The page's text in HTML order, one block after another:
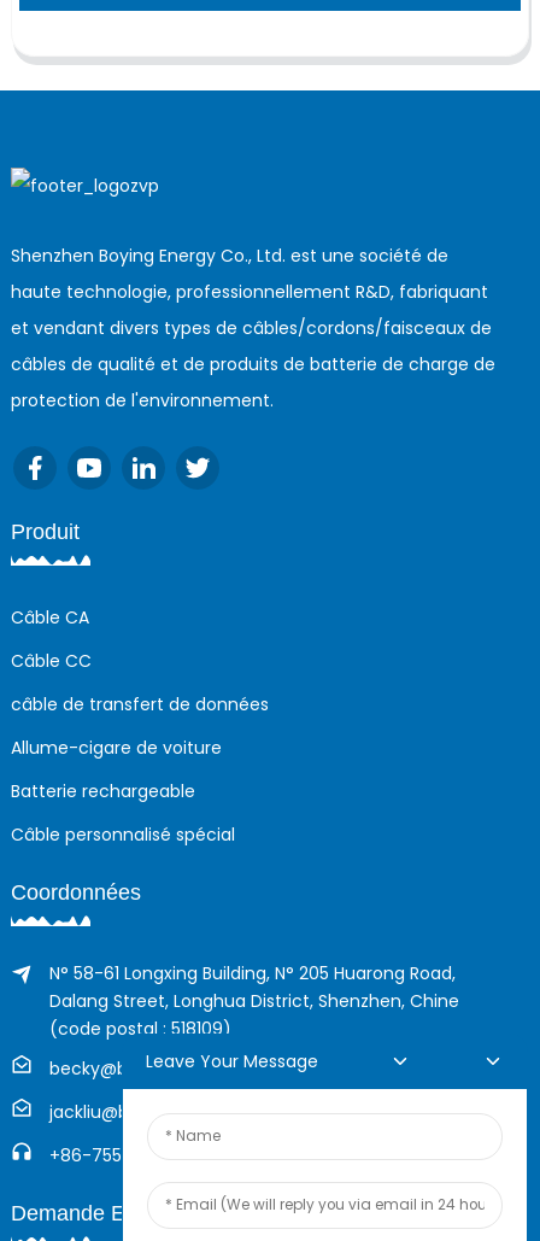
Shenzhen Boying Energy Co., Ltd. est une société de
haute technologie, professionnellement R&D, fabriquant
et vendant divers types de câbles/cordons/faisceaux de
câbles de qualité et de produits de batterie de charge de
protection de l'environnement.
Produit
Câble CA
Câble CC
câble de transfert de données
Allume-cigare de voiture
Batterie rechargeable
Câble personnalisé spécial
Coordonnées
N° 58-61 Longxing Building, N° 205 Huarong Road,
Dalang Street, Longhua District, Shenzhen, Chine
(code postal : 518109)
becky@boyingcable.com
jackliu@boyingcable.com
+86-755-21014277
Demande En Ligne
Leave Your Message